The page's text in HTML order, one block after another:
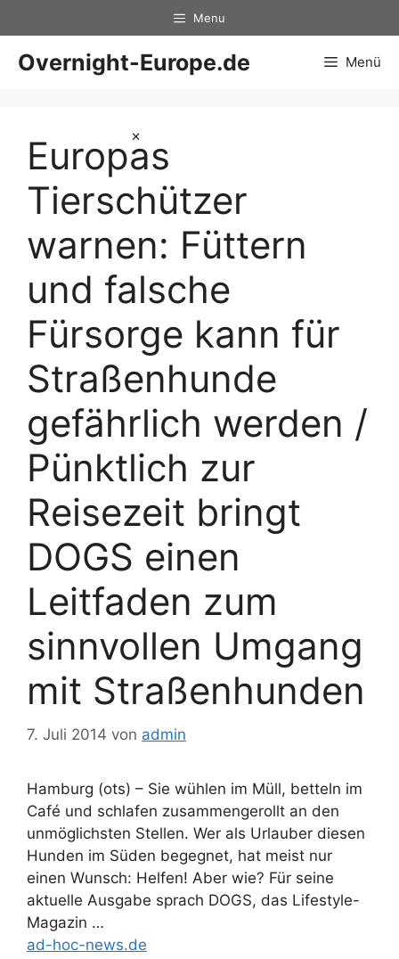
×
Inhalt
springen
Menu
Overnight-Europe.de Menü
Europas
Tierschützer
warnen: Füttern
und falsche
Fürsorge kann für
Straßenhunde
gefährlich werden /
Pünktlich zur
Reisezeit bringt
DOGS einen
Leitfaden zum
sinnvollen Umgang
mit Straßenhunden
7. Juli 2014 von admin
Hamburg (ots) – Sie wühlen im Müll, betteln im
Café und schlafen zusammengerollt an den
unmöglichsten Stellen. Wer als Urlauber diesen
Hunden im Süden begegnet, hat meist nur
einen Wunsch: Helfen! Aber wie? Für seine
aktuelle Ausgabe sprach DOGS, das Lifestyle-
Magazin …
ad-hoc-news.de